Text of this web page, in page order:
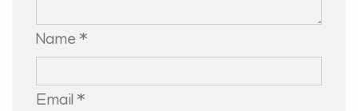
Name *
Email *